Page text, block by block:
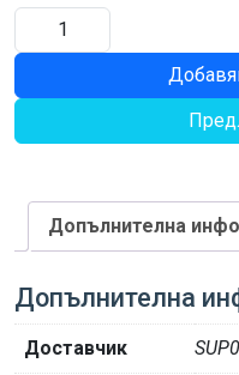
количество
за
175ММ
ЛЯВА
Допълнителна
Допълнителна
Доставчик